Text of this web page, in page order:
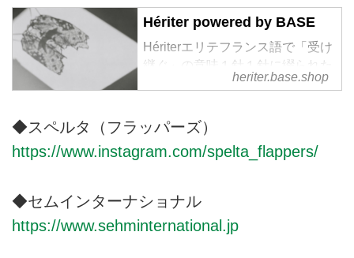
レースが美しい白ブラウスや黒ブ
ラウスなど、ナチュラルながら、
上質な素材と洗練されたデザイン
で、大人の女性に寄り添うファッ
ションを提供しております。
Hériter powered by BASE
Hériterエリテフランス語で「受け
継ぐ」の意味１針１針に綴られた
記憶と技術を未来に受け継ぐ余韻
間をかけて関わる全ての人々の試
行錯誤でできています。時代と共
に、手仕事や技術が衰退しつつあ
ができ、長く愛する事のできる物
作りを目指します。
heriter.base.shop
◆スペルタ（フラッパーズ）
https://www.instagram.com/spelta_flappers/
◆セムインターナショナル
https://www.sehminternational.jp